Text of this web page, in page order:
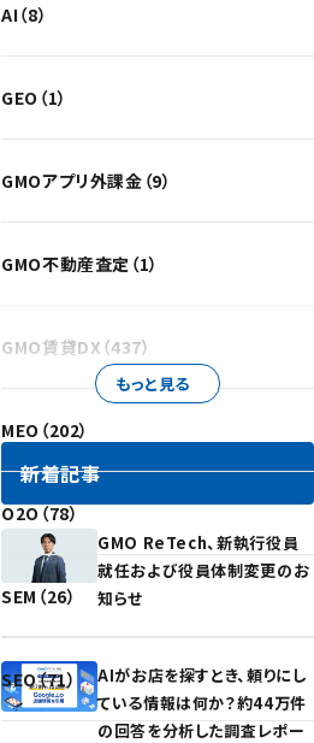
AI（8）
GEO（1）
GMOアプリ外課金（9）
GMO不動産査定（1）
GMO賃貸DX（437）
MEO（202）
O2O（78）
SEM（26）
SEO（71）
もっと見る
新着記事
GMO ReTech、新執行役員
就任および役員体制変更のお
知らせ
AIがお店を探すとき、頼りにし
ている情報は何か？約44万件
の回答を分析した調査レポー